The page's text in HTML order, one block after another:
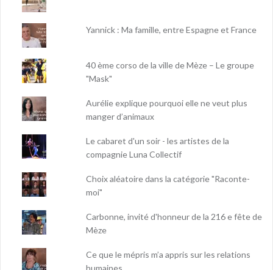
Yannick : Ma famille, entre Espagne et France
40 ème corso de la ville de Mèze – Le groupe
"Mask"
Aurélie explique pourquoi elle ne veut plus
manger d’animaux
Le cabaret d'un soir - les artistes de la
compagnie Luna Collectif
Choix aléatoire dans la catégorie "Raconte-
moi"
Carbonne, invité d'honneur de la 216 e fête de
Mèze
Ce que le mépris m’a appris sur les relations
humaines